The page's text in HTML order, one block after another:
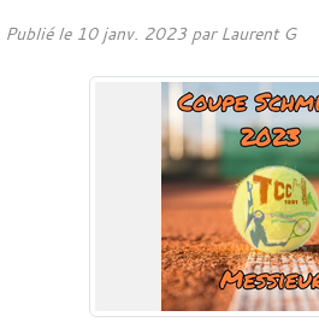
Publié le 10 janv. 2023par Laurent G